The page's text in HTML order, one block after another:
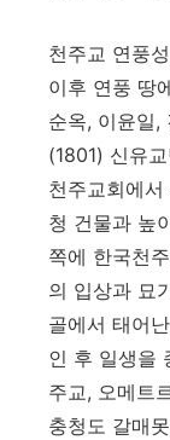
천주교 연풍
이후 연풍 땅
순옥, 이윤일,
(1801) 신유
천주교회에
청 건물과 높
쪽에 한국천
의 입상과 묘
골에서 태어
인 후 일생을
주교, 오메트
충청도 갈매